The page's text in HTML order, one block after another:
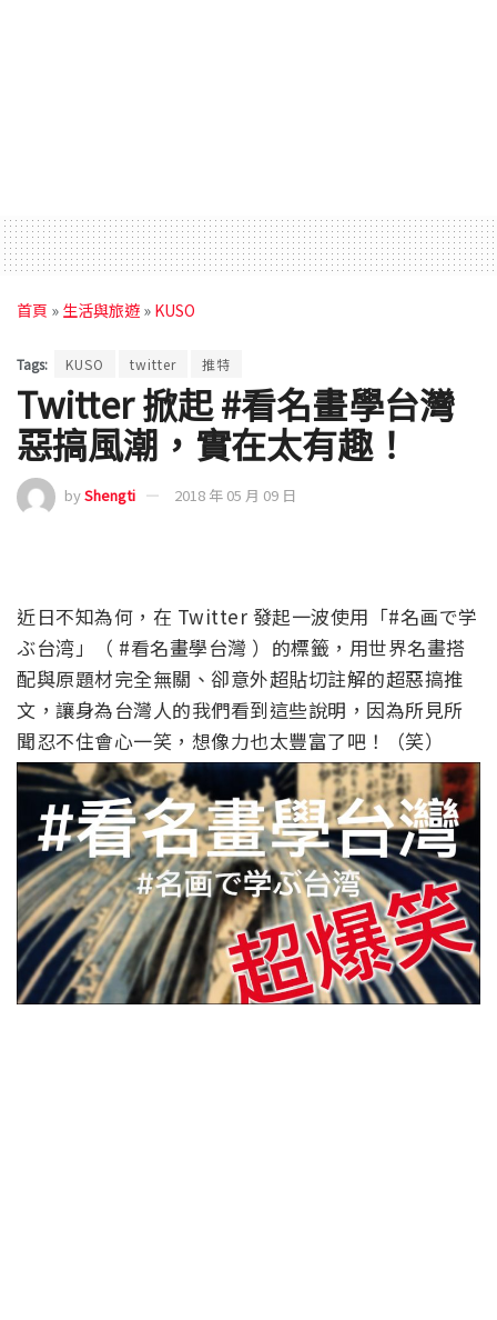
首頁 » 生活與旅遊 » KUSO
Tags: KUSO twitter 推特
Twitter 掀起 #看名畫學台灣
惡搞風潮，實在太有趣！
byShengti 2018 年 05 月 09 日
近日不知為何，在 Twitter 發起一波使用「#名画で学
ぶ台湾」（ #看名畫學台灣 ）的標籤，用世界名畫搭
配與原題材完全無關、卻意外超貼切註解的超惡搞推
文，讓身為台灣人的我們看到這些說明，因為所見所
聞忍不住會心一笑，想像力也太豐富了吧！（笑）